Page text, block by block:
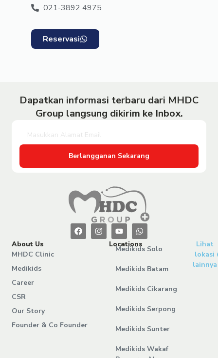
021-3892 4975
Reservasi
Dapatkan informasi terbaru dari MHDC
Group langsung dikirim ke Inbox.
Berlangganan Sekarang
About Us
MHDC Clinic
Medikids
Career
CSR
Our Story
Founder & Co Founder
Locations
Medikids Solo
Medikids Batam
Medikids Cikarang
Medikids Serpong
Medikids Sunter
Medikids Wakaf
Lihat
lokasi
lainnya